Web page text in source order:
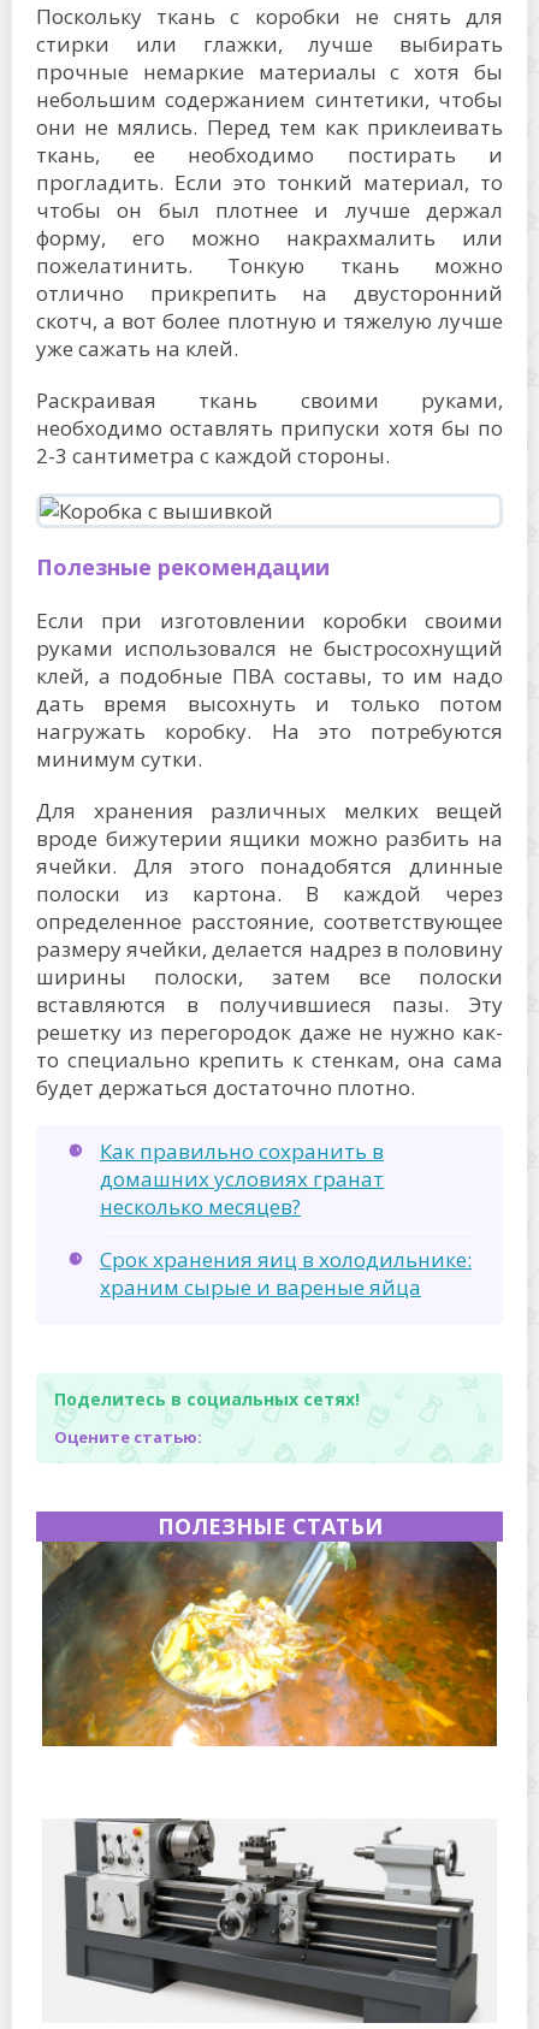
Поскольку ткань с коробки не снять для
стирки или глажки, лучше выбирать
прочные немаркие материалы с хотя бы
небольшим содержанием синтетики, чтобы
они не мялись. Перед тем как приклеивать
ткань, ее необходимо постирать и
прогладить. Если это тонкий материал, то
чтобы он был плотнее и лучше держал
форму, его можно накрахмалить или
пожелатинить. Тонкую ткань можно
отлично прикрепить на двусторонний
скотч, а вот более плотную и тяжелую лучше
уже сажать на клей.
Раскраивая ткань своими руками,
необходимо оставлять припуски хотя бы по
2-3 сантиметра с каждой стороны.
Полезные рекомендации
Если при изготовлении коробки своими
руками использовался не быстросохнущий
клей, а подобные ПВА составы, то им надо
дать время высохнуть и только потом
нагружать коробку. На это потребуются
минимум сутки.
Для хранения различных мелких вещей
вроде бижутерии ящики можно разбить на
ячейки. Для этого понадобятся длинные
полоски из картона. В каждой через
определенное расстояние, соответствующее
размеру ячейки, делается надрез в половину
ширины полоски, затем все полоски
вставляются в получившиеся пазы. Эту
решетку из перегородок даже не нужно как-
то специально крепить к стенкам, она сама
будет держаться достаточно плотно.
Как правильно сохранить в
домашних условиях гранат
несколько месяцев?
Срок хранения яиц в холодильнике:
храним сырые и вареные яйца
Поделитесь в социальных сетях!
Оцените статью:
ПОЛЕЗНЫЕ СТАТЬИ